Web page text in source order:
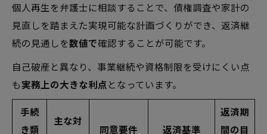
個人再生を弁護士に相談することで、債権調査や家計の
見直しを踏まえた実現可能な計画づくりができ、返済継
続の見通しを数値で確認することが可能です。
自己破産と異なり、事業継続や資格制限を受けにくい点
も実務上の大きな利点となっています。
手続
き類
主な対
同意要件 返済基準
返済期
間の目